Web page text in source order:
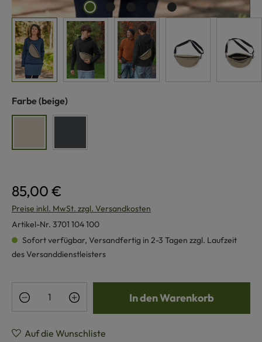
Farbe auswählen
(beige)
85,00 €
Preise inkl. MwSt. zzgl. Versandkosten
Artikel-Nr. 3701 104 100
Sofort verfügbar, Versandfertig in 2-3 Tagen zzgl. Laufzeit
des Versanddienstleisters
Produkt Anzahl: Gib den gewünschten
In den Warenkorb
Auf die Wunschliste